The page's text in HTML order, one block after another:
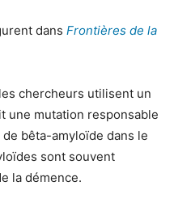
dans Frontières de la
chercheurs utilisent un
une mutation responsable
de bêta-amyloïde dans le
sont souvent
la démence.